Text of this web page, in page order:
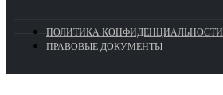
ПОЛИТИКА КОНФИДЕНЦИАЛЬНОСТИ
ПРАВОВЫЕ ДОКУМЕНТЫ